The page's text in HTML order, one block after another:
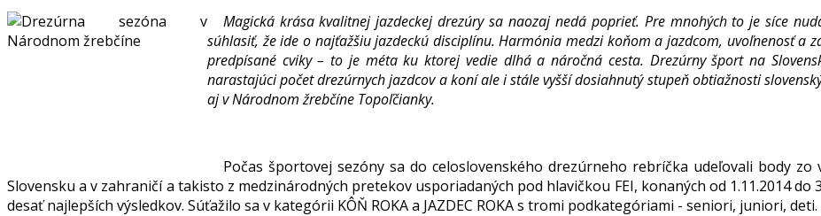
Magická krása kvalitnej jazdeckej drezúry sa naozaj nedá poprieť. Pre mnohých to je síce
súhlasiť, že ide o najťažšiu jazdeckú disciplínu. Harmónia medzi koňom a jazdcom, uvoľnenosť a
predpísané cviky – to je méta ku ktorej vedie dlhá a náročná cesta. Drezúrny šport na
narastajúci počet drezúrnych jazdcov a koní ale i stále vyšší dosiahnutý stupeň obtiažnosti
aj v Národnom žrebčíne Topoľčianky.
Počas športovej sezóny sa do celoslovenského drezúrneho rebríčka udeľovali body zo
Slovensku a v zahraničí a takisto z medzinárodných pretekov usporiadaných pod hlavičkou FEI, konaných od 1.11.2014
desať najlepších výsledkov. Súťažilo sa v kategórii KÔŇ ROKA a JAZDEC ROKA s tromi podkategóriami - seniori, juniori, deti.